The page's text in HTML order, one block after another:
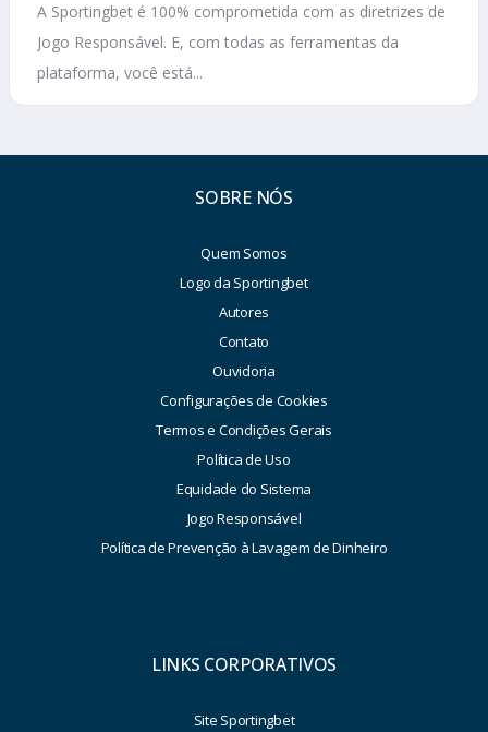
A Sportingbet é 100% comprometida com as diretrizes de
Jogo Responsável. E, com todas as ferramentas da
plataforma, você está...
SOBRE NÓS
Quem Somos
Logo da Sportingbet
Autores
Contato
Ouvidoria
Configurações de Cookies
Termos e Condições Gerais
Política de Uso
Equidade do Sistema
Jogo Responsável
Política de Prevenção à Lavagem de Dinheiro
LINKS CORPORATIVOS
Site Sportingbet